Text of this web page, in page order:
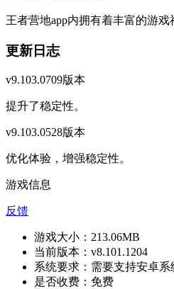
王者营地app内拥有着丰富的游
更新日志
v9.103.0709版本
提升了稳定性。
v9.103.0528版本
优化体验，增强稳定性。
游戏信息
反馈
游戏大小： 213.06MB
当前版本： v8.101.1204
系统要求： 需要支持安卓系
是否收费： 免费